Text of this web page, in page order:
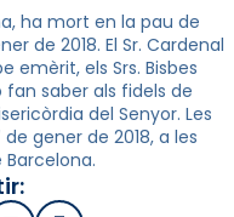
ha mort en la pau de
de 2018. El Sr. Cardenal
emèrit, els Srs. Bisbes
fan saber als fidels de
del Senyor. Les
gener de 2018, a les
Barcelona.